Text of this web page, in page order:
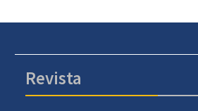
Revista